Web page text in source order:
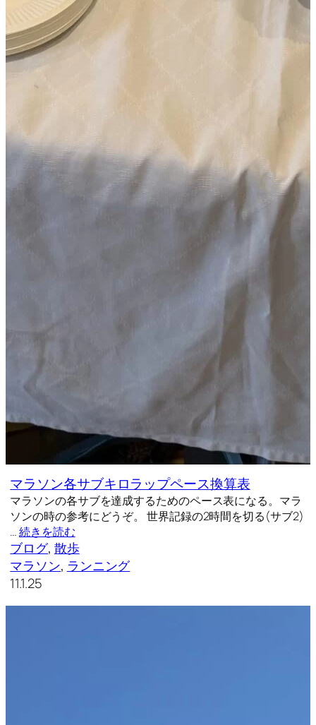
マラソン各サブキロラップペース換算表
マラソンの各サブを達成するためのペース表になる。マラ
ソンの時の参考にどうぞ。 世界記録の2時間を切る(サブ2)
…続きを読む
ブログ, 散歩
マラソン, ランニング
11.1.25